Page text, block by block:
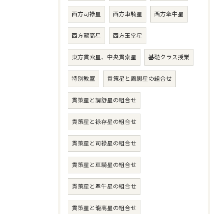
西方司禄星 西方車騎星 西方牽牛星
西方龍高星 西方玉堂星
東方貫索星、中央貫索星 基礎クラス授業
特別教室 貫策星と鳳閣星の組合せ
貫策星と調舒星の組合せ
貫策星と禄存星の組合せ
貫策星と司禄星の組合せ
貫策星と車騎星の組合せ
貫策星と牽牛星の組合せ
貫策星と龍高星の組合せ